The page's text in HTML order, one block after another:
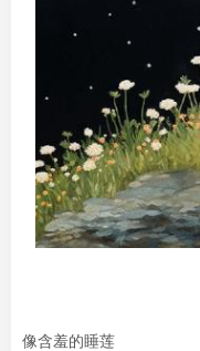
像含羞的睡莲